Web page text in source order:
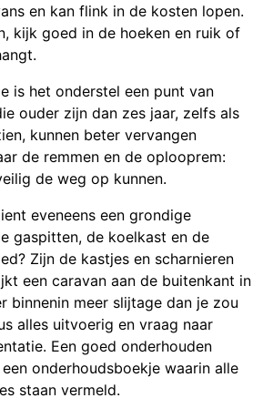
en kan flink in de kosten lopen.
kijk goed in de hoeken en ruik of
is het onderstel een punt van
ouder zijn dan zes jaar, zelfs als
kunnen beter vervangen
de remmen en de oplooprem:
de weg op kunnen.
eveneens een grondige
gaspitten, de koelkast en de
Zijn de kastjes en scharnieren
een caravan aan de buitenkant in
binnenin meer slijtage dan je zou
alles uitvoerig en vraag naar
Een goed onderhouden
onderhoudsboekje waarin alle
staan vermeld.